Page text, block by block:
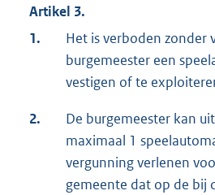
Artikel 3.
1.
Het is verboden zonder
burgemeester een
vestigen of te
2.
De burgemeester kan
maximaal 1
vergunning verlenen
gemeente dat op de bij